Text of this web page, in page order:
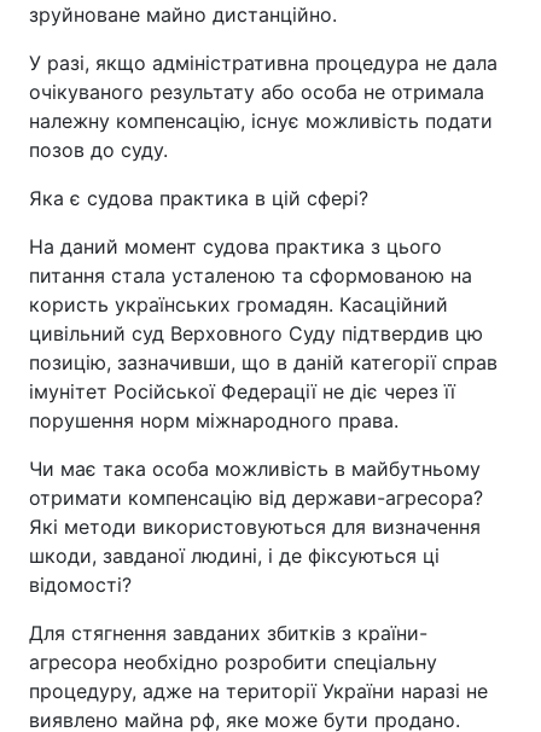
зруйноване майно дистанційно.
У разі, якщо адміністративна процедура не дала
очікуваного результату або особа не отримала
належну компенсацію, існує можливість подати
позов до суду.
Яка є судова практика в цій сфері?
На даний момент судова практика з цього
питання стала усталеною та сформованою на
користь українських громадян. Касаційний
цивільний суд Верховного Суду підтвердив цю
позицію, зазначивши, що в даній категорії справ
імунітет Російської Федерації не діє через її
порушення норм міжнародного права.
Чи має така особа можливість в майбутньому
отримати компенсацію від держави-агресора?
Які методи використовуються для визначення
шкоди, завданої людині, і де фіксуються ці
відомості?
Для стягнення завданих збитків з країни-
агресора необхідно розробити спеціальну
процедуру, адже на території України наразі не
виявлено майна рф, яке може бути продано.